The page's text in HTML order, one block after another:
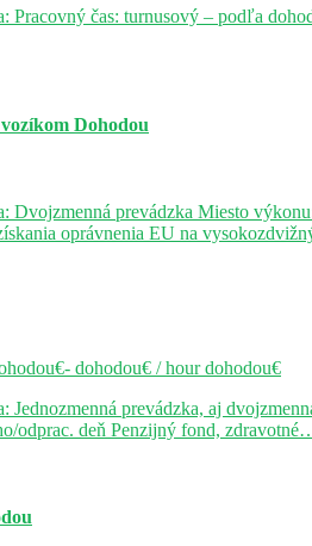
Pracovný čas: turnusový – podľa
Dohodou
Dvojzmenná prevádzka Miesto
oprávnenia EU na
dohodou€ / hourdohodou€
Jednozmenná prevádzka, aj
odprac. deň Penzijný fond,